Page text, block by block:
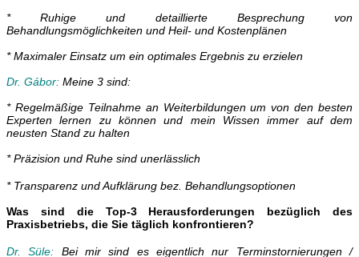
* Ruhige und detaillierte Besprechung von
Behandlungsmöglichkeiten und Heil- und Kostenplänen
* Maximaler Einsatz um ein optimales Ergebnis zu erzielen
Dr. Gábor: Meine 3 sind:
* Regelmäßige Teilnahme an Weiterbildungen um von den besten
Experten lernen zu können und mein Wissen immer auf dem
neusten Stand zu halten
* Präzision und Ruhe sind unerlässlich
* Transparenz und Aufklärung bez. Behandlungsoptionen
Was sind die Top-3 Herausforderungen bezüglich des
Praxisbetriebs, die Sie täglich konfrontieren?
Dr. Süle: Bei mir sind es eigentlich nur Terminstornierungen /